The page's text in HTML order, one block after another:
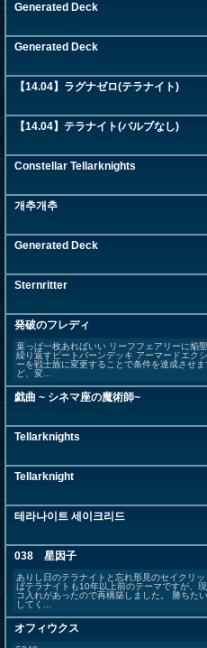
Generated Deck
Generated Deck
【14.04】ラグナゼロ(テラナイト)
【14.04】テラナイト(バルブなし)
Constellar Tellarknights
개추개추
Generated Deck
Sternritter
発破のフレディ
葉っぱ一枚あればいい リーフフェアリーに焔
繰り返すビートバーンデッキ アーマードエク
ーを戦士族に変更することで条件を達成させ
ど、変...
戯曲 ~ シネマ座の魔術師~
Tellarknights
Tellarknight
테라나이트 세이크리드
038 星因子
ありし日のテラナイトと忘れ形見のセイクリ
ばテラナイトも10年以上前のテーマですが、
コ入れがあったので再構築しました。 勝ちた
してく...
オフィウクス